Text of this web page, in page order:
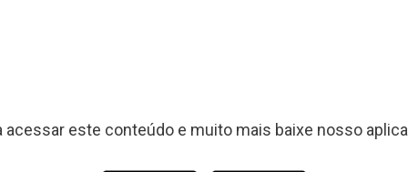
acessar este conteúdo e muito mais baixe nosso